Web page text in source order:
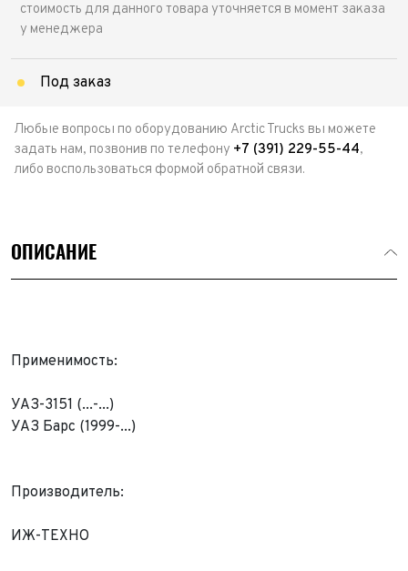
стоимость для данного товара уточняется в момент заказа
у менеджера
Под заказ
Любые вопросы по оборудованию Arctic Trucks вы можете
задать нам, позвонив по телефону +7 (391) 229-55-44,
либо воспользоваться формой обратной связи.
ОПИСАНИЕ
Применимость:
УАЗ-3151 (...-...)
УАЗ Барс (1999-...)
Производитель:
ИЖ-ТЕХНО
ФИО*